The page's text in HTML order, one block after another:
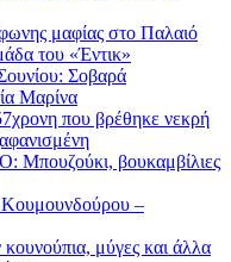
μαφίας στο Παλαιό
του «Έντικ»
Σοβαρά
Μαρίνα
που βρέθηκε νεκρή
Μπουζούκι, βουκαμβίλιες
Κουμουνδούρου –
μύγες και άλλα